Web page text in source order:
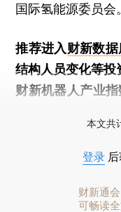
国际氢能源委员会。
推荐进入财新数据
结构人员变化等投
财新机器人产业指
本文共
登录
财新通
可畅读